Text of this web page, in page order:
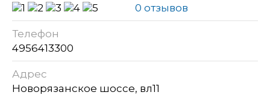
0 отзывов
Телефон
4956413300
Адрес
Новорязанское шоссе, вл11